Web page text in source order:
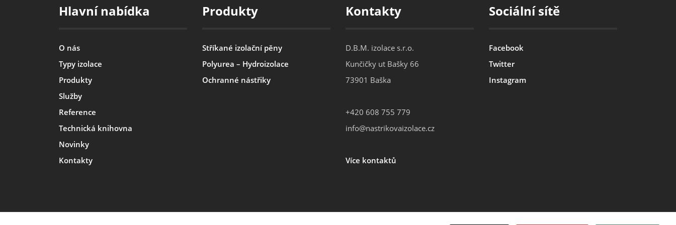
Hlavní nabídka
O nás
Typy izolace
Produkty
Služby
Reference
Technická knihovna
Novinky
Kontakty
Produkty
Stříkané izolační pěny
Polyurea – Hydroizolace
Ochranné nástřiky
Kontakty
D.B.M. izolace s.r.o.
Kunčičky ut Bašky 66
73901 Baška
+420 608 755 779
info@nastrikovaizolace.cz
Více kontaktů
Sociální sítě
Facebook
Twitter
Instagram